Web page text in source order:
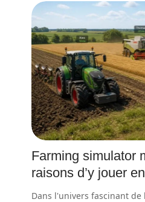
Farming simulator
raisons d’y jouer
Dans l'univers fascinant